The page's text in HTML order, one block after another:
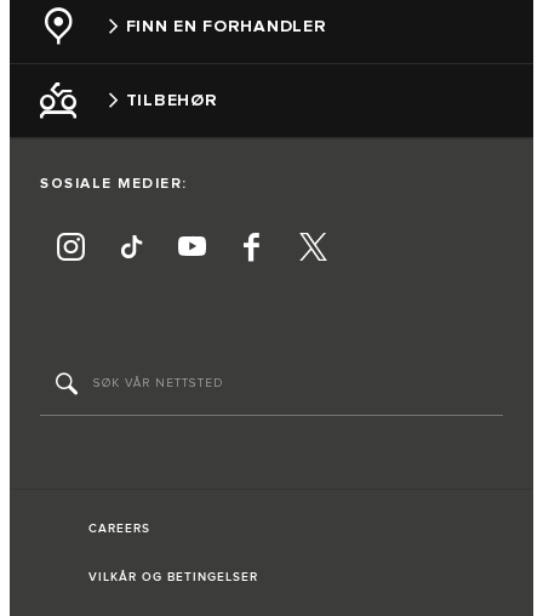
FINN EN FORHANDLER
TILBEHØR
SOSIALE MEDIER:
CAREERS
VILKÅR OG BETINGELSER